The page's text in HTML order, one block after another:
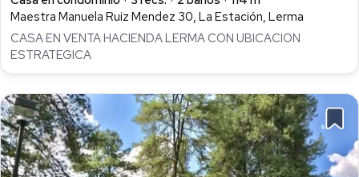
Maestra Manuela Ruiz Mendez 30, La Estación, Lerma
CASA EN VENTA HACIENDA LERMA CON UBICACION
ESTRATEGICA